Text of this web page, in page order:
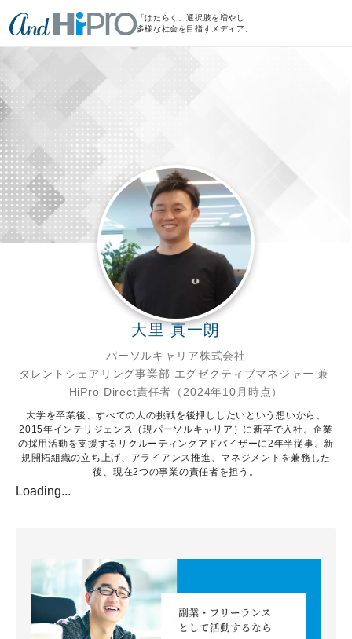
「はたらく」選択肢を増やし、
多様な社会を目指すメディア。
大里 真一朗
パーソルキャリア株式会社
タレントシェアリング事業部 エグゼクティブマネジャー 兼
HiPro Direct責任者（2024年10月時点）
大学を卒業後、すべての人の挑戦を後押ししたいという想いから、
2015年インテリジェンス（現パーソルキャリア）に新卒で入社。企業
の採用活動を支援するリクルーティングアドバイザーに2年半従事。新
規開拓組織の立ち上げ、アライアンス推進、マネジメントを兼務した
後、現在2つの事業の責任者を担う。
Loading...